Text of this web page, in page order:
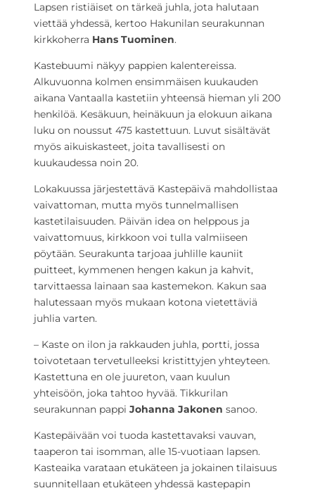
Lapsen ristiäiset on tärkeä juhla, jota halutaan
viettää yhdessä, kertoo Hakunilan seurakunnan
kirkkoherra Hans Tuominen.
Kastebuumi näkyy pappien kalentereissa.
Alkuvuonna kolmen ensimmäisen kuukauden
aikana Vantaalla kastetiin yhteensä hieman yli 200
henkilöä. Kesäkuun, heinäkuun ja elokuun aikana
luku on noussut 475 kastettuun. Luvut sisältävät
myös aikuiskasteet, joita tavallisesti on
kuukaudessa noin 20.
Lokakuussa järjestettävä Kastepäivä mahdollistaa
vaivattoman, mutta myös tunnelmallisen
kastetilaisuuden. Päivän idea on helppous ja
vaivattomuus, kirkkoon voi tulla valmiiseen
pöytään. Seurakunta tarjoaa juhlille kauniit
puitteet, kymmenen hengen kakun ja kahvit,
tarvittaessa lainaan saa kastemekon. Kakun saa
halutessaan myös mukaan kotona vietettäviä
juhlia varten.
– Kaste on ilon ja rakkauden juhla, portti, jossa
toivotetaan tervetulleeksi kristittyjen yhteyteen.
Kastettuna en ole juureton, vaan kuulun
yhteisöön, joka tahtoo hyvää. Tikkurilan
seurakunnan pappi Johanna Jakonen sanoo.
Kastepäivään voi tuoda kastettavaksi vauvan,
taaperon tai isomman, alle 15-vuotiaan lapsen.
Kasteaika varataan etukäteen ja jokainen tilaisuus
suunnitellaan etukäteen yhdessä kastepapin